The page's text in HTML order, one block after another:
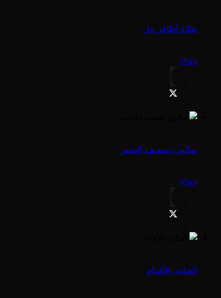
طلاء أظافر جل
Play
صالون تصفيف الشعر
Play
العناية بالأقدام